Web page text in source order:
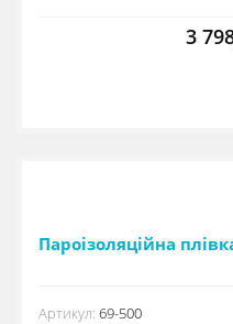
3
Пароізоляційна
Артикул: 69-500